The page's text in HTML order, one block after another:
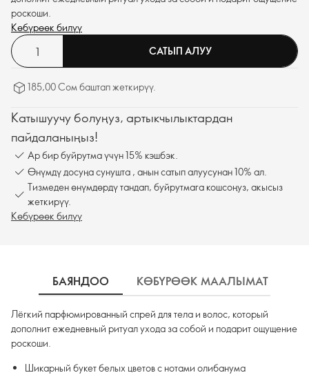
роскоши.
Көбүрөөк билүү
САТЫП АЛУУ
185,00 Сом баштап жеткирүү.
Катышуучу болуңуз, артыкчылыктардан
пайдаланыңыз!
Ар бир буйрутма үчүн 15% кэшбэк.
Өнүмдү досуңа сунушта , анын сатып алуусунан 10% ал.
Тизмеден өнүмдөрдү тандап, буйрутмага кошсоңуз, акысыз
жеткирүү.
Көбүрөөк билүү
БАЯНДОО КӨБҮРӨӨК МААЛЫМАТ
Лёгкий парфюмированный спрей для тела и волос, который
дополнит ежедневный ритуал ухода за собой и подарит ощущение
роскоши.
Шикарный букет белых цветов с нотами олибанума